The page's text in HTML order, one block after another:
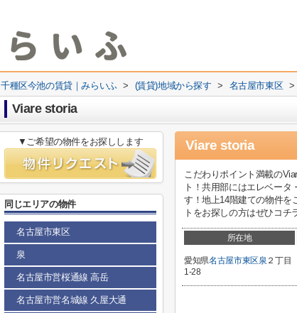
千種区今池の賃貸｜みらいふ > (賃貸)地域から探す > 名古屋市東区 >
Viare storia
Viare storia
こだわりポイント満載の
ト！共用部にはエレベー
す！地上14階建ての物件を
トをお探しの方はぜひコチ
所在地
愛知県名古屋市東区泉 ２丁目
1-28
▼ご希望の物件をお探しします
同じエリアの物件
名古屋市東区
泉
名古屋市営桜通線 高岳
名古屋市営名城線 久屋大通